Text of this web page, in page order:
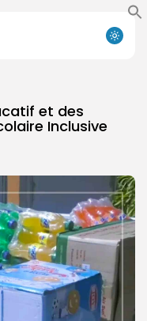
et des
Inclusive